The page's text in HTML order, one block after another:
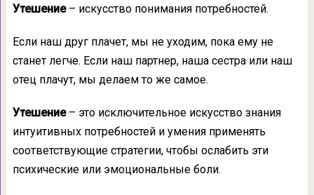
Утешение– искусство понимания потребностей.
Если наш друг плачет, мы не уходим, пока ему не
станет легче. Если наш партнер, наша сестра или наш
отец плачут, мы делаем то же самое.
Утешение– это исключительное искусство знания
интуитивных потребностей и умения применять
соответствующие стратегии, чтобы ослабить эти
психические или эмоциональные боли.